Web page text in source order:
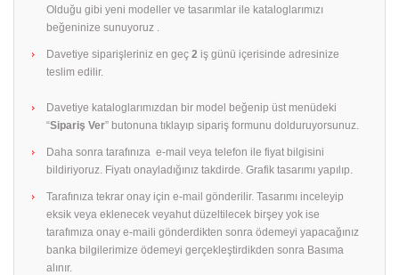
Olduğu gibi yeni modeller ve tasarımlar ile kataloglarımızı
beğeninize sunuyoruz .
Davetiye siparişleriniz en geç 2 iş günü içerisinde adresinize
teslim edilir.
Davetiye kataloglarımızdan bir model beğenip üst menüdeki
“Sipariş Ver” butonuna tıklayıp sipariş formunu dolduruyorsunuz.
Daha sonra tarafınıza e-mail veya telefon ile fiyat bilgisini
bildiriyoruz. Fiyatı onayladığınız takdirde. Grafik tasarımı yapılıp.
Tarafınıza tekrar onay için e-mail gönderilir. Tasarımı inceleyip
eksik veya eklenecek veyahut düzeltilecek birşey yok ise
tarafımıza onay e-maili gönderdikten sonra ödemeyi yapacağınız
banka bilgilerimize ödemeyi gerçekleştirdikden sonra Basıma
alınır.